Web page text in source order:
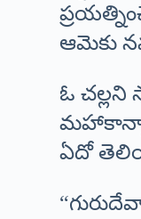
ఆమెకు
ఓ చల్లని
ఏదో